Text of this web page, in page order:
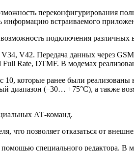
переконфигурирования
информацию встраиваемого
подключения
V42. Передача данных через
Rate, DTMF. В модемах
которые ранее были
диапазон (–30… +75°С), а также
АТ-команд.
что позволяет отказаться от
специального редактора. В